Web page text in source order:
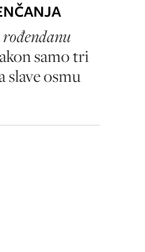
rođendanu
samo tri
slave osmu